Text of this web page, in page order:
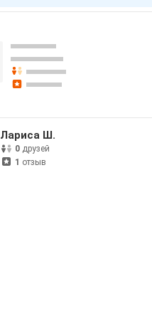
Лариса Ш.
0 друзей
1 отзыв